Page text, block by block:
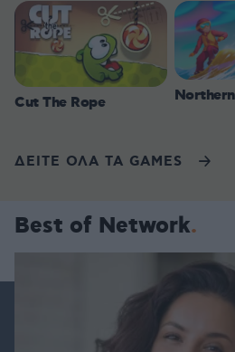
Cut The Rope
ΔΕΙΤΕ ΟΛΑ ΤΑ GAMES
Best of Network